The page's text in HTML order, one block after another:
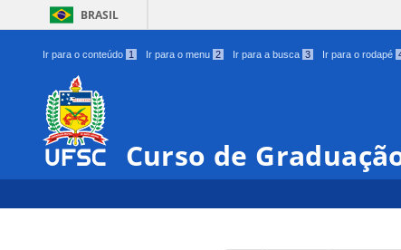
BRASIL
Ir para o conteúdo 1 Ir para o menu 2 Ir para a busca 3 Ir para o rodapé
Curso de